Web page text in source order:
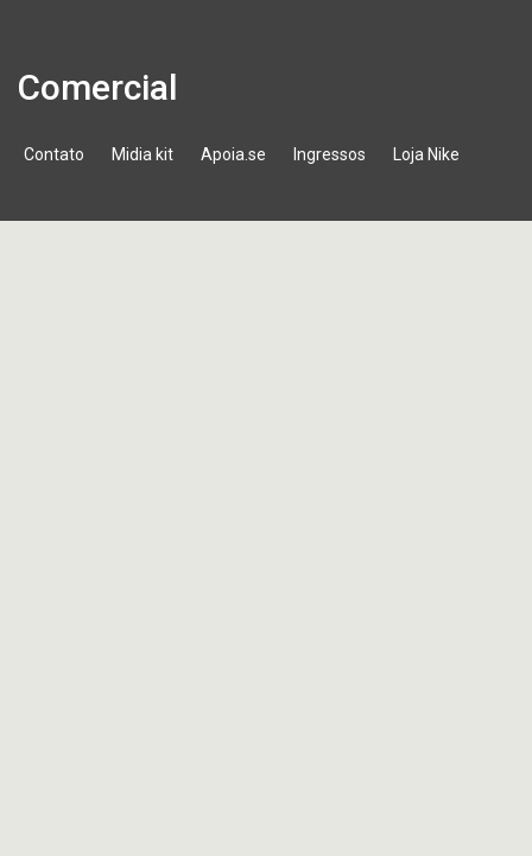
Comercial
Contato Midia kit Apoia.se Ingressos Loja Nike